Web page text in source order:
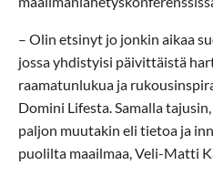
– Olin etsinyt jo jonkin aikaa
jossa yhdistyisi päivittäistä
raamatunlukua ja
Domini Lifesta. Samalla
paljon muutakin eli tietoa ja
puolilta maailmaa, Veli-Matti